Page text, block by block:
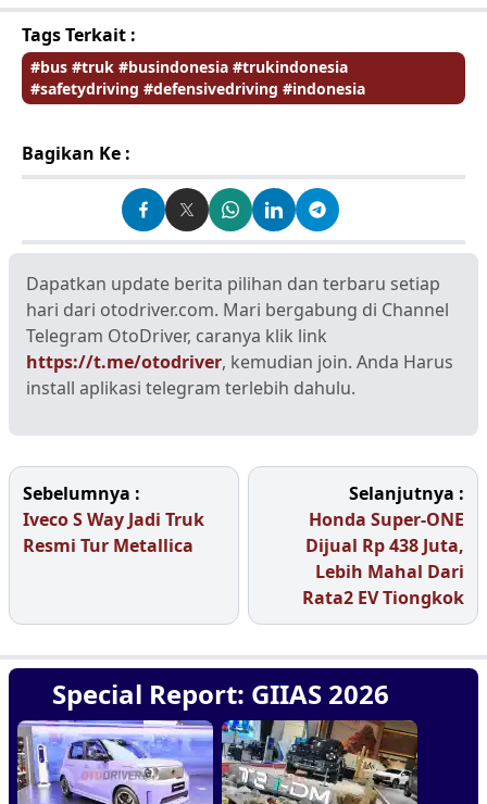
Tags Terkait :
#bus #truk #busindonesia #trukindonesia
#safetydriving #defensivedriving #indonesia
Bagikan Ke :
Dapatkan update berita pilihan dan terbaru setiap
hari dari otodriver.com. Mari bergabung di Channel
Telegram OtoDriver, caranya klik link
https://t.me/otodriver, kemudian join. Anda Harus
install aplikasi telegram terlebih dahulu.
Sebelumnya :
Iveco S Way Jadi Truk
Resmi Tur Metallica
Selanjutnya :
Honda Super-ONE
Dijual Rp 438 Juta,
Lebih Mahal Dari
Rata2 EV Tiongkok
Special Report: GIIAS 2026